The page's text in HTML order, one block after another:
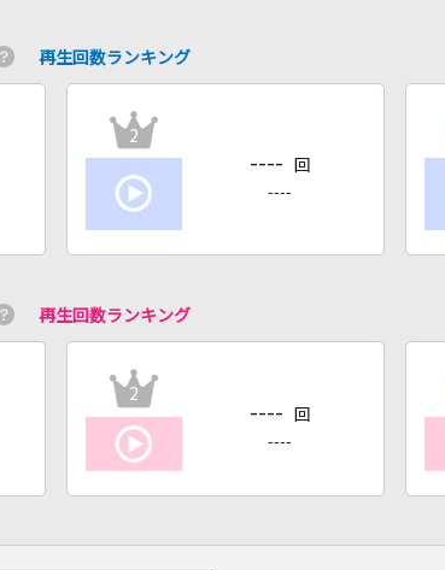
再生回数ランキング
2
---- 回
----
再生回数ランキング
2
---- 回
----